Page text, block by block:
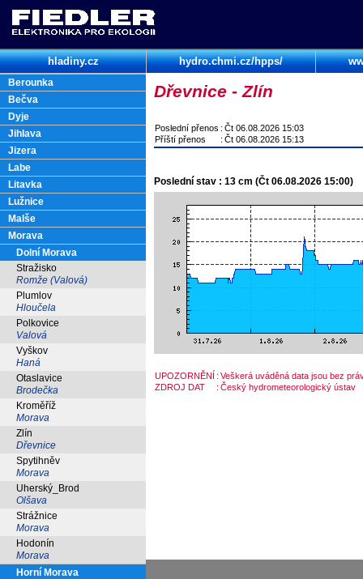
hladiny.cz hydro.chmi.cz/hpps/
Berounka
Bečva
Dyje
Jihlava
Jizera
Labe
Litavka
Lužnice
Malše
Morava
Dolní Morava
Stražisko
Romže (Valová)
Plumlov
Hloučela
Polkovice
Valová
Vyškov
Haná
Otaslavice
Brodečka
Kroměříž
Morava
Zlín
Dřevnice
Spytihněv
Morava
Uherský_Brod
Olšava
Strážnice
Morava
Hodonín
Morava
Horní Morava
Dřevnice - Zlín
Poslední přenos : Čt 06.08.2026 15:03
Příští přenos
: Čt 06.08.2026 15:13
Poslední stav : 13 cm (Čt 06.08.2026 15:00)
UPOZORNĚNÍ : Veškerá uváděná data jsou bez
ZDROJ DAT
: Český hydrometeorologický ústav